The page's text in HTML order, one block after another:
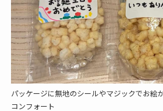
パッケージに無地のシールやマジックでお絵
コンフォート